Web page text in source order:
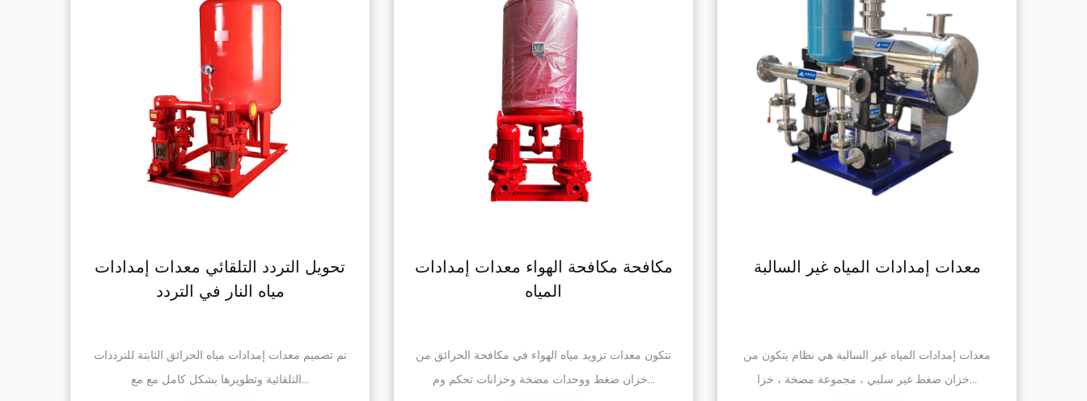
تحويل التردد التلقائي معدات إمدادات
مياه النار في التردد
تم تصميم معدات إمدادات مياه الحرائق الثابتة للترددات
التلقائية وتطويرها بشكل كامل مع مع...
مكافحة مكافحة الهواء معدات إمدادات
المياه
تتكون معدات تزويد مياه الهواء في مكافحة الحرائق من
خزان ضغط ووحدات مضخة وخزانات تحكم وم...
معدات إمدادات المياه غير السالبة
معدات إمدادات المياه غير السالبة هي نظام يتكون من
خزان ضغط غير سلبي ، مجموعة مضخة ، خزا...